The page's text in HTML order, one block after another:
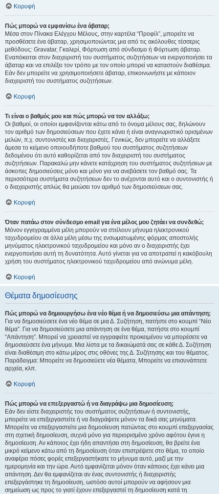
Κορυφή
Πώς μπορώ να εμφανίσω ένα άβαταρ;
Μέσα στον Πίνακα Ελέγχου Μέλους, στην καρτέλα “Προφίλ”, μπορείτε να
προσθέσετε ένα άβαταρ, χρησιμοποιώντας μια από τις ακόλουθες τέσσερις
μεθόδους: Gravatar, Γκαλερί, Φόρτωση από σύνδεσμο ή Φόρτωση άβαταρ.
Εναπόκειται στον διαχειριστή του συστήματος συζητήσεων να ενεργοποιήσει τα
άβαταρ και να επιλέξει τον τρόπο με τον οποίο μπορεί να καταστούν διαθέσιμα.
Εάν δεν μπορείτε να χρησιμοποιήσετε άβαταρ, επικοινωνήστε με κάποιον
διαχειριστή του συστήματος συζητήσεων.
Κορυφή
Τι είναι ο βαθμός μου και πώς μπορώ να τον αλλάξω;
Οι βαθμοί, οι οποίοι εμφανίζονται κάτω από το όνομα μέλους σας, δηλώνουν
τον αριθμό των δημοσιεύσεων που έχετε κάνει ή είναι αναγνωριστικό ορισμένων
μελών, π.χ. συντονιστές και διαχειριστές. Γενικώς, δεν μπορείτε να αλλάξετε
άμεσα το κείμενο οποιουδήποτε βαθμού του συστήματος συζητήσεων
δεδομένου ότι αυτό καθορίζεται από τον διαχειριστή του συστήματος
συζητήσεων. Παρακαλώ μην κάνετε κατάχρηση του συστήματος συζητήσεων με
άσκοπες δημοσιεύσεις μόνο και μόνο για να ανεβάσετε τον βαθμό σας. Τα
περισσότερα συστήματα συζητήσεων δεν το ανέχονται αυτό και ο συντονιστής ή
ο διαχειριστής απλώς θα μειώσει τον αριθμό των δημοσιεύσεων σας.
Κορυφή
Όταν πατάω στον σύνδεσμο email για ένα μέλος μου ζητάει να συνδεθώ;
Μόνον εγγεγραμμένα μέλη μπορούν να στείλουν μήνυμα ηλεκτρονικού
ταχυδρομείου σε άλλα μέλη μέσω της ενσωματωμένης φόρμας αποστολής
μηνύματος ηλεκτρονικού ταχυδρομείου και μόνο αν ο διαχειριστής έχει
ενεργοποιήσει αυτή τη δυνατότητα. Αυτό γίνεται για να αποτραπεί η κακόβουλη
χρήση του συστήματος ηλεκτρονικού ταχυδρομείου από ανώνυμα μέλη.
Κορυφή
Θέματα δημοσίευσης
Πώς μπορώ να δημιουργήσω ένα νέο θέμα ή να δημοσιεύσω μια απάντηση;
Για να δημοσιεύσετε ένα νέο θέμα σε μια Δ. Συζήτηση, πατήστε στο κουμπί “Νέο
θέμα”. Για να δημοσιεύσετε μια απάντηση σε ένα θέμα, πατήστε στο κουμπί
“Απάντηση”. Μπορεί να χρειαστεί να εγγραφείτε προκειμένου να μπορέσετε να
δημοσιεύσετε ένα μήνυμα. Μια λίστα με τα δικαιώματά σας σε κάθε Δ. Συζήτηση
είναι διαθέσιμη στο κάτω μέρος στις οθόνες της Δ. Συζήτησης και του θέματος.
Παράδειγμα: Μπορείτε να δημοσιεύετε νέα θέματα, Μπορείτε να επισυνάπτετε
αρχεία, κλπ.
Κορυφή
Πώς μπορώ να επεξεργαστώ ή να διαγράψω μια δημοσίευση;
Εάν δεν είστε διαχειριστής του συστήματος συζητήσεων ή συντονιστής,
μπορείτε να επεξεργαστείτε ή να διαγράψετε μόνον τα δικά σας μηνύματα.
Μπορείτε να επεξεργαστείτε μια δημοσίευση πατώντας στο κουμπί επεξεργασίας
στη σχετική δημοσίευση, συχνά μόνο για περιορισμένο χρόνο αφότου έγινε η
δημοσίευση. Αν κάποιος έχει ήδη απαντήσει στη δημοσίευση, θα βρείτε ένα
μικρό κείμενο κάτω από τη δημοσίευση όταν επιστρέψετε στο θέμα, το οποίο
αναφέρει πόσες φορές επεξεργαστήκατε το μήνυμα αυτό, μαζί με την
ημερομηνία και την ώρα. Αυτό εμφανίζεται μόνον όταν κάποιος έχει κάνει μια
απάντηση. Δεν θα εμφανίζεται αν ένας συντονιστής ή διαχειριστής
επεξεργάστηκε τη δημοσίευση, ωστόσο αυτοί μπορούν να αφήσουν μια
σημείωση ως προς το γιατί έχουν επεξεργαστεί τη δημοσίευση κατά τη